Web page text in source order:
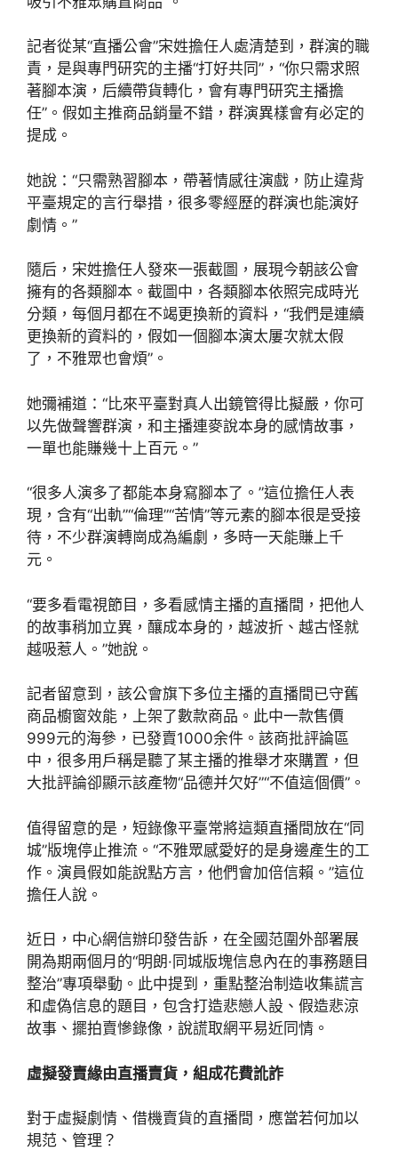
記者從某“直播公會”宋姓擔任人處清楚到，群演的職
責，是與專門研究的主播“打好共同”，“你只需求照
著腳本演，后續帶貨轉化，會有專門研究主播擔
任”。假如主推商品銷量不錯，群演異樣會有必定的
提成。
她說：“只需熟習腳本，帶著情感往演戲，防止違背
平臺規定的言行舉措，很多零經歷的群演也能演好
劇情。”
隨后，宋姓擔任人發來一張截圖，展現今朝該公會
擁有的各類腳本。截圖中，各類腳本依照完成時光
分類，每個月都在不竭更換新的資料，“我們是連續
更換新的資料的，假如一個腳本演太屢次就太假
了，不雅眾也會煩”。
她彌補道：“比來平臺對真人出鏡管得比擬嚴，你可
以先做聲響群演，和主播連麥說本身的感情故事，
一單也能賺幾十上百元。”
“很多人演多了都能本身寫腳本了。”這位擔任人表
現，含有“出軌”“倫理”“苦情”等元素的腳本很是受接
待，不少群演轉崗成為編劇，多時一天能賺上千
元。
“要多看電視節目，多看感情主播的直播間，把他人
的故事稍加立異，釀成本身的，越波折、越古怪就
越吸惹人。”她說。
記者留意到，該公會旗下多位主播的直播間已守舊
商品櫥窗效能，上架了數款商品。此中一款售價
999元的海參，已發賣1000余件。該商批評論區
中，很多用戶稱是聽了某主播的推舉才來購置，但
大批評論卻顯示該產物“品德并欠好”“不值這個價”。
值得留意的是，短錄像平臺常將這類直播間放在“同
城”版塊停止推流。“不雅眾感愛好的是身邊產生的工
作。演員假如能說點方言，他們會加倍信賴。”這位
擔任人說。
近日，中心網信辦印發告訴，在全國范圍外部署展
開為期兩個月的“明朗·同城版塊信息內在的事務題目
整治”專項舉動。此中提到，重點整治制造收集謊言
和虛偽信息的題目，包含打造悲戀人設、假造悲涼
故事、擺拍賣慘錄像，說謊取網平易近同情。
虛擬發賣緣由直播賣貨，組成花費訛詐
對于虛擬劇情、借機賣貨的直播間，應當若何加以
規范、管理？